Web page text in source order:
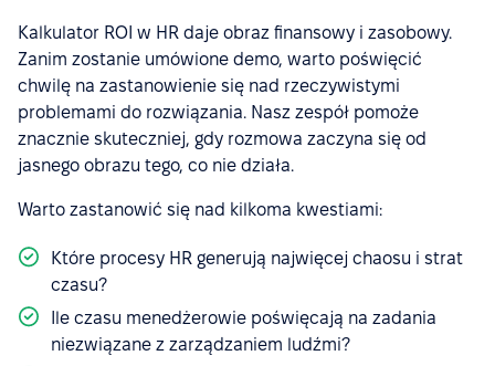
Kalkulator ROI w HR daje obraz finansowy i zasobowy.
Zanim zostanie umówione demo, warto poświęcić
chwilę na zastanowienie się nad rzeczywistymi
problemami do rozwiązania. Nasz zespół pomoże
znacznie skuteczniej, gdy rozmowa zaczyna się od
jasnego obrazu tego, co nie działa.
Warto zastanowić się nad kilkoma kwestiami:
Które procesy HR generują najwięcej chaosu i strat
czasu?
Ile czasu menedżerowie poświęcają na zadania
niezwiązane z zarządzaniem ludźmi?